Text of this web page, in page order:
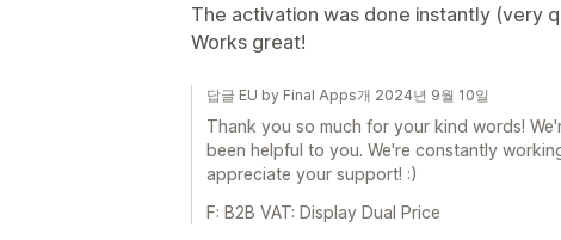
The activation was done instantly (very
Works great!
답글 EU by Final Apps개 2024년 9월 10일
Thank you so much for your kind words!
been helpful to you. We're constantly
appreciate your support! :)
F: B2B VAT: Display Dual Price